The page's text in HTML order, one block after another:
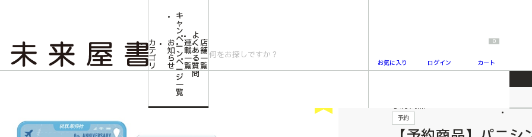
カ
テ
ゴ
リ
お
知
ら
せ
キ
ャ
ン
ペ
ー
ン
ペ
ー
ジ
一
覧
連
載
一
覧
よ
く
あ
る
質
問
店
舗
一
覧
お気に入り ログイン
0
カート
【予約商品】パニシング：グレイレイヴン6周年記念 「世界巡り旅記」シリーズ ディスプレイスタンド
予約